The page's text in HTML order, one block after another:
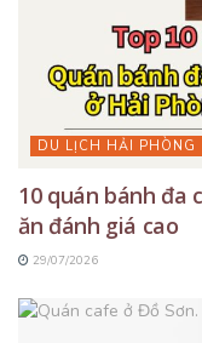
DU LỊCH HẢI PHÒNG
10 quán bánh đa
ăn đánh giá cao
29/07/2026